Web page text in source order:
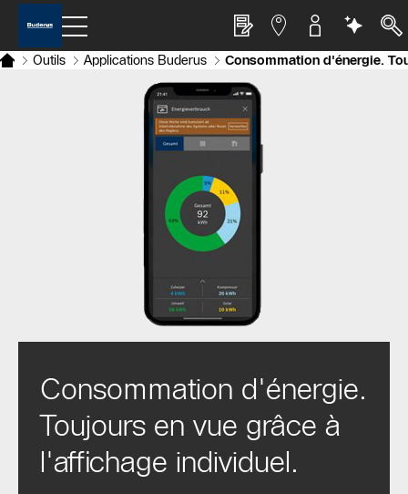
Outils Applications Buderus Consommation d'énergie.
Consommation d'énergie.
Toujours en vue grâce à
l'affichage individuel.